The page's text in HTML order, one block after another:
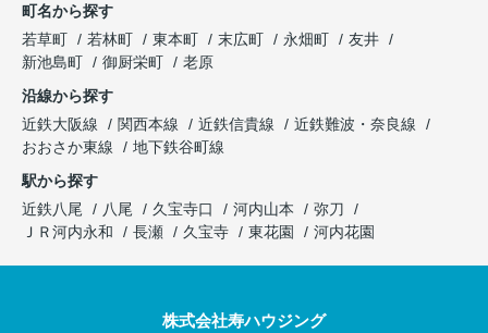
町名から探す
若草町
若林町 東本町 末広町 永畑町
友井
新池島町
御厨栄町
老原
沿線から探す
近鉄大阪線
関西本線 近鉄信貴線
近鉄難波・奈良線
おおさか東線
地下鉄谷町線
駅から探す
近鉄八尾
八尾 久宝寺口 河内山本
弥刀
ＪＲ河内永和
長瀬 久宝寺 東花園 河内花園
株式会社寿ハウジング